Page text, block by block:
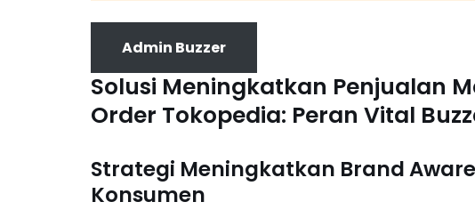
Admin Buzzer
Solusi Meningkatkan Penjualan
Order Tokopedia: Peran Vital
Strategi Meningkatkan Brand
Konsumen